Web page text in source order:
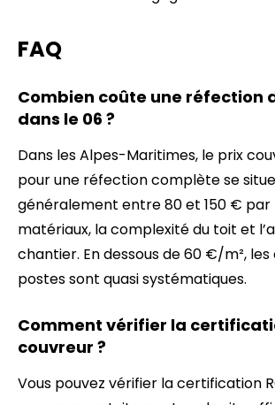
FAQ
Combien coûte une réfection
dans le 06 ?
Dans les Alpes-Maritimes, le prix
pour une réfection complète se situe
généralement entre 80 et 150 € par
matériaux, la complexité du toit et
chantier. En dessous de 60 €/m², les
postes sont quasi systématiques.
Comment vérifier la
couvreur ?
Vous pouvez vérifier la certification